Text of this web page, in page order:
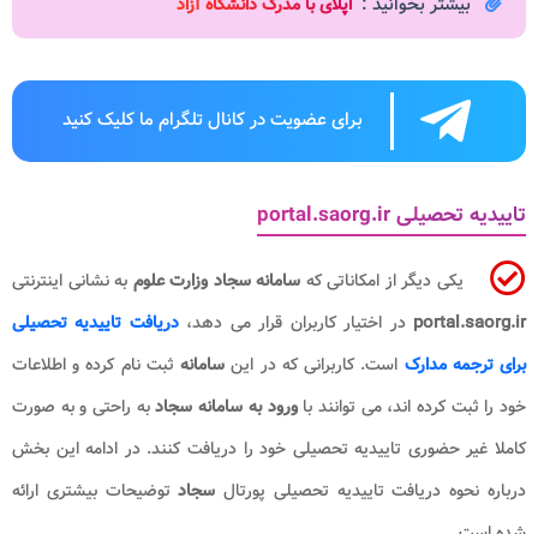
برای عضویت در کانال تلگرام ما کلیک کنید
تاییدیه تحصیلی portal.saorg.ir
یکی دیگر از امکاناتی که سامانه سجاد وزارت علوم به نشانی اینترنتی
portal.saorg.ir در اختیار کاربران قرار می دهد،دریافت تاییدیه تحصیلی
برای ترجمه مدارک است. کاربرانی که در این سامانهثبت نام کرده و اطلاعات
خود را ثبت کرده اند، می توانند باورود به سامانه سجادبه راحتی و به صورت
کاملا غیر حضوری تاییدیه تحصیلی خود را دریافت کنند. در ادامه این بخش
درباره نحوه دریافت تاییدیه تحصیلی پورتال سجاد توضیحات بیشتری ارائه